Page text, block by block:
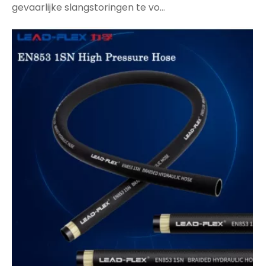
gevaarlijke slangstoringen te vo...